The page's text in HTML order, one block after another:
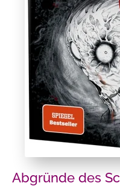
Abgründe des